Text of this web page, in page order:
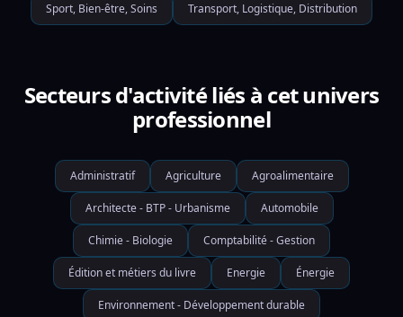
Sport, Bien-être, Soins Transport, Logistique, Distribution
Secteurs d'activité liés à cet univers
professionnel
Administratif Agriculture Agroalimentaire
Architecte - BTP - Urbanisme Automobile
Chimie - Biologie Comptabilité - Gestion
Édition et métiers du livre Energie Énergie
Environnement - Développement durable